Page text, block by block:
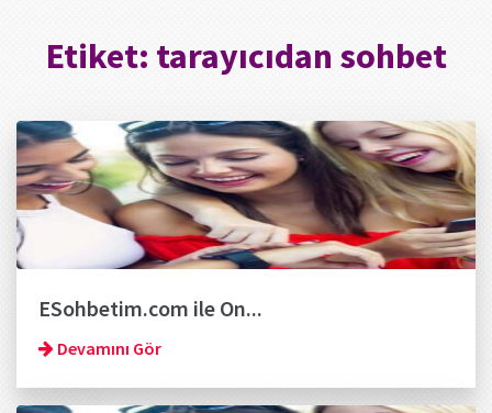
Etiket: tarayıcıdan sohbet
ESohbetim.com ile On...
Devamını Gör